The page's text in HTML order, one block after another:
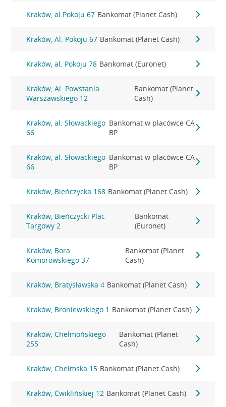
Kraków, al.Pokoju 67 Bankomat (Planet Cash)
Kraków, Al. Pokoju 67 Bankomat (Planet Cash)
Kraków, al. Pokoju 78 Bankomat (Euronet)
Kraków, Al. Powstania
Warszawskiego 12
Bankomat (Planet
Cash)
Kraków, al. Słowackiego
66
Bankomat w placówce CA
BP
Kraków, al. Słowackiego
66
Bankomat w placówce CA
BP
Kraków, Bieńczycka 168 Bankomat (Planet Cash)
Kraków, Bieńczycki Plac
Targowy 2
Bankomat
(Euronet)
Kraków, Bora
Komorowskiego 37
Bankomat (Planet
Cash)
Kraków, Bratysławska 4 Bankomat (Planet Cash)
Kraków, Broniewskiego 1 Bankomat (Planet Cash)
Kraków, Chełmońskiego
255
Bankomat (Planet
Cash)
Kraków, Chełmska 15 Bankomat (Planet Cash)
Kraków, Ćwiklińskiej 12 Bankomat (Planet Cash)